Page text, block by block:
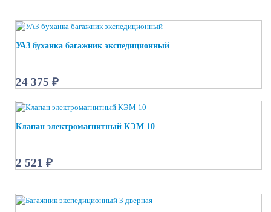
УАЗ буханка багажник экспедиционный
24 375 ₽
Клапан электромагнитный КЭМ 10
2 521 ₽